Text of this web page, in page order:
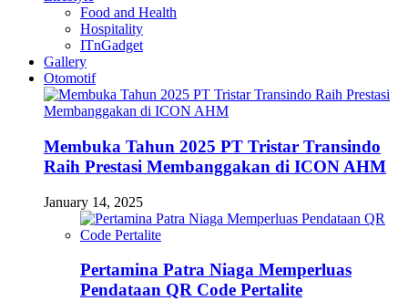
Food and Health
Hospitality
ITnGadget
Gallery
Otomotif
Membuka Tahun 2025 PT Tristar Transindo
Raih Prestasi Membanggakan di ICON AHM
January 14, 2025
Pertamina Patra Niaga Memperluas
Pendataan QR Code Pertalite